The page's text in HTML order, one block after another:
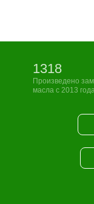
1318
Произведено
масла с 2013